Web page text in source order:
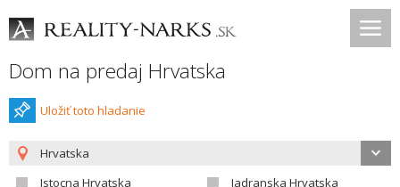
Dom na predaj Hrvatska
Uložiť toto hladanie
Hrvatska
Istocna Hrvatska
Jadranska Hrvatska